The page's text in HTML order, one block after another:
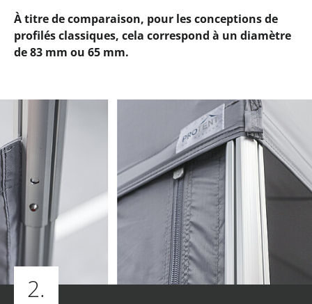
À titre de comparaison, pour les conceptions de
profilés classiques, cela correspond à un diamètre
de 83 mm ou 65 mm.
2.